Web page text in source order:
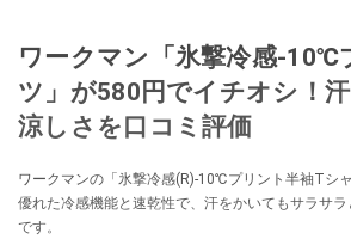
ワークマン「氷撃冷感-10℃
ツ」が580円でイチオシ！
涼しさを口コミ評価
ワークマンの「氷撃冷感(R)-10℃プリント半袖Tシ
優れた冷感機能と速乾性で、汗をかいてもサラサ
です。